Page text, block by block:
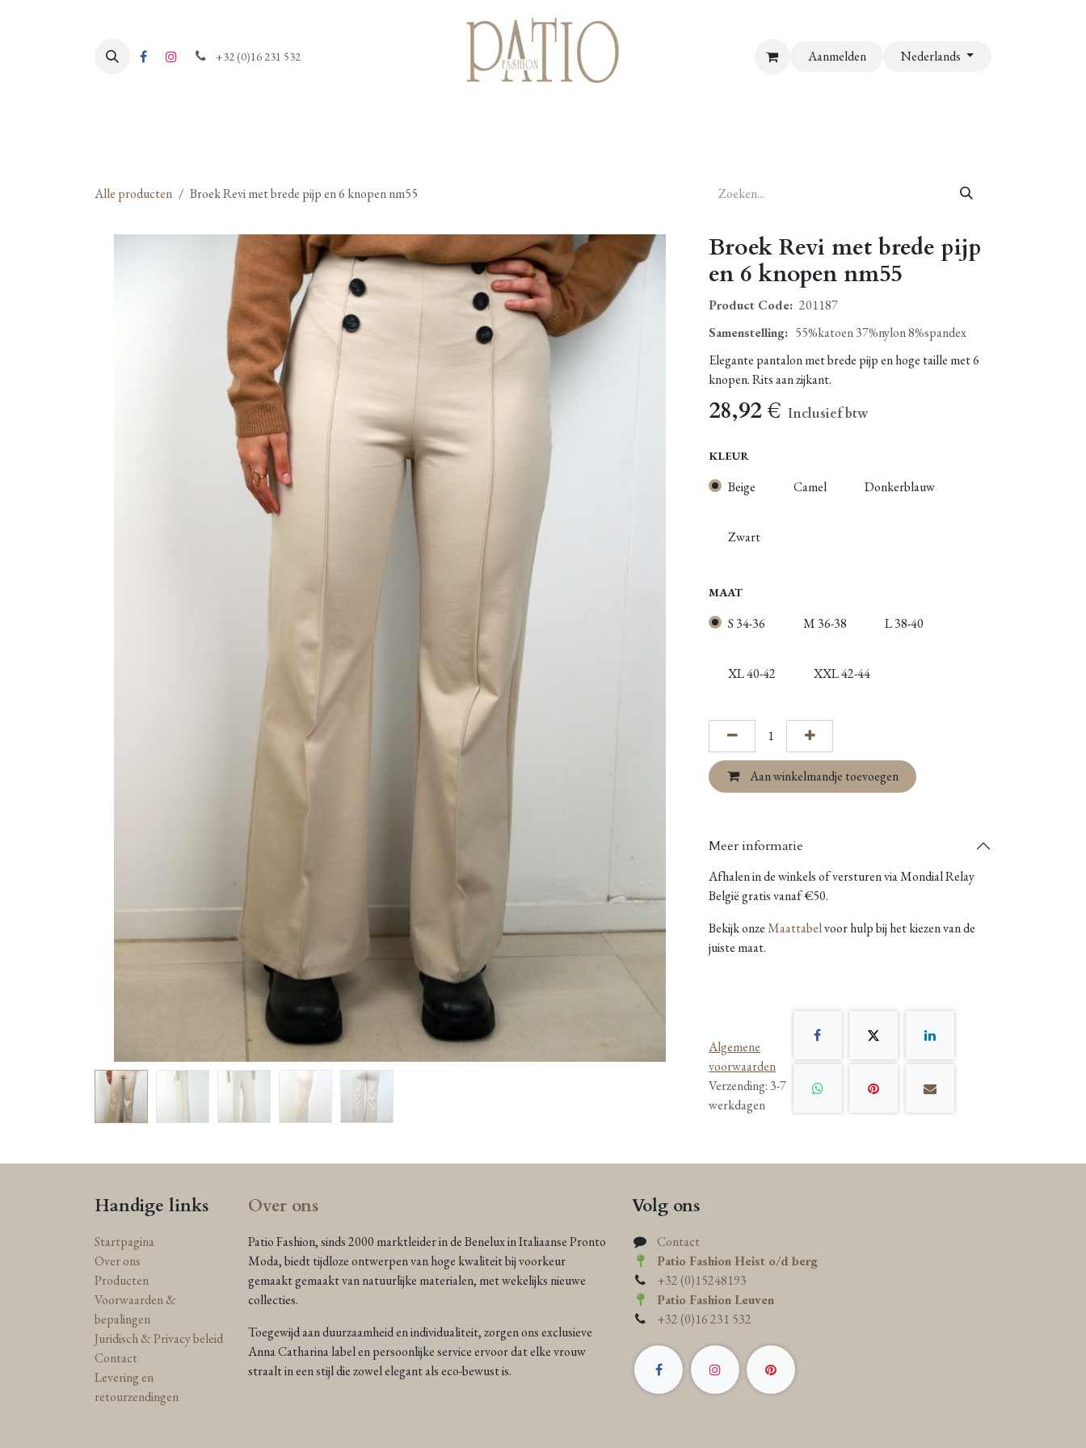
+32 (0)16 231 532 Aanmelden Nederlands
Alle producten Broek Revi met brede pijp en 6 knopen nm55
Broek Revi met brede pijp
en 6 knopen nm55
Product Code: 201187
Samenstelling: 55%katoen 37%nylon 8%spandex
Elegante pantalon met brede pijp en hoge taille met 6
knopen. Rits aan zijkant.
28,92€ Inclusief btw
KLEUR
Beige Camel Donkerblauw
Zwart
MAAT
S 34-36 M 36-38 L 38-40
XL 40-42 XXL 42-44
Aan winkelmandje toevoegen
Meer informatie
Afhalen in de winkels of versturen via Mondial Relay
België gratis vanaf €50.
Bekijk onzeMaattabelvoor hulp bij het kiezen van de
juiste maat.
Algemene
voorwaarden
Verzending: 3-7
werkdagen
Handige links
Startpagina
Over ons
Producten
Voorwaarden &
bepalingen
Juridisch & Privacy beleid
Contact
Levering en
retourzendingen
Over ons
Patio Fashion, sinds 2000 marktleider in de Benelux in Italiaanse Pronto
Moda, biedt tijdloze ontwerpen van hoge kwaliteit bij voorkeur
gemaakt gemaakt van natuurlijke materialen, met wekelijks nieuwe
collecties.
Toegewijd aan duurzaamheid en individualiteit, zorgen ons exclusieve
Anna Catharina label en persoonlijke service ervoor dat elke vrouw
straalt in een stijl die zowel elegant als eco-bewust is.
Volg ons
Contact
Patio Fashion Heist o/d berg
+32 (0)15248193
Patio Fashion Leuven
+32 (0)16 231 532